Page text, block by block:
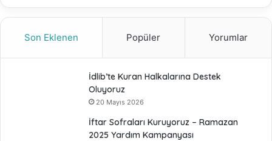
Son Eklenen Popüler Yorumlar
İdlib’te Kuran Halkalarına Destek
Oluyoruz
20 Mayıs 2026
İftar Sofraları Kuruyoruz – Ramazan
2025 Yardım Kampanyası